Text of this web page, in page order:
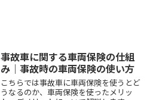
事故車に関する車両保険の仕組
み｜事故時の車両保険の使い方
こちらでは事故車に車両保険を使うとど
うなるのか、車両保険を使ったメリッ